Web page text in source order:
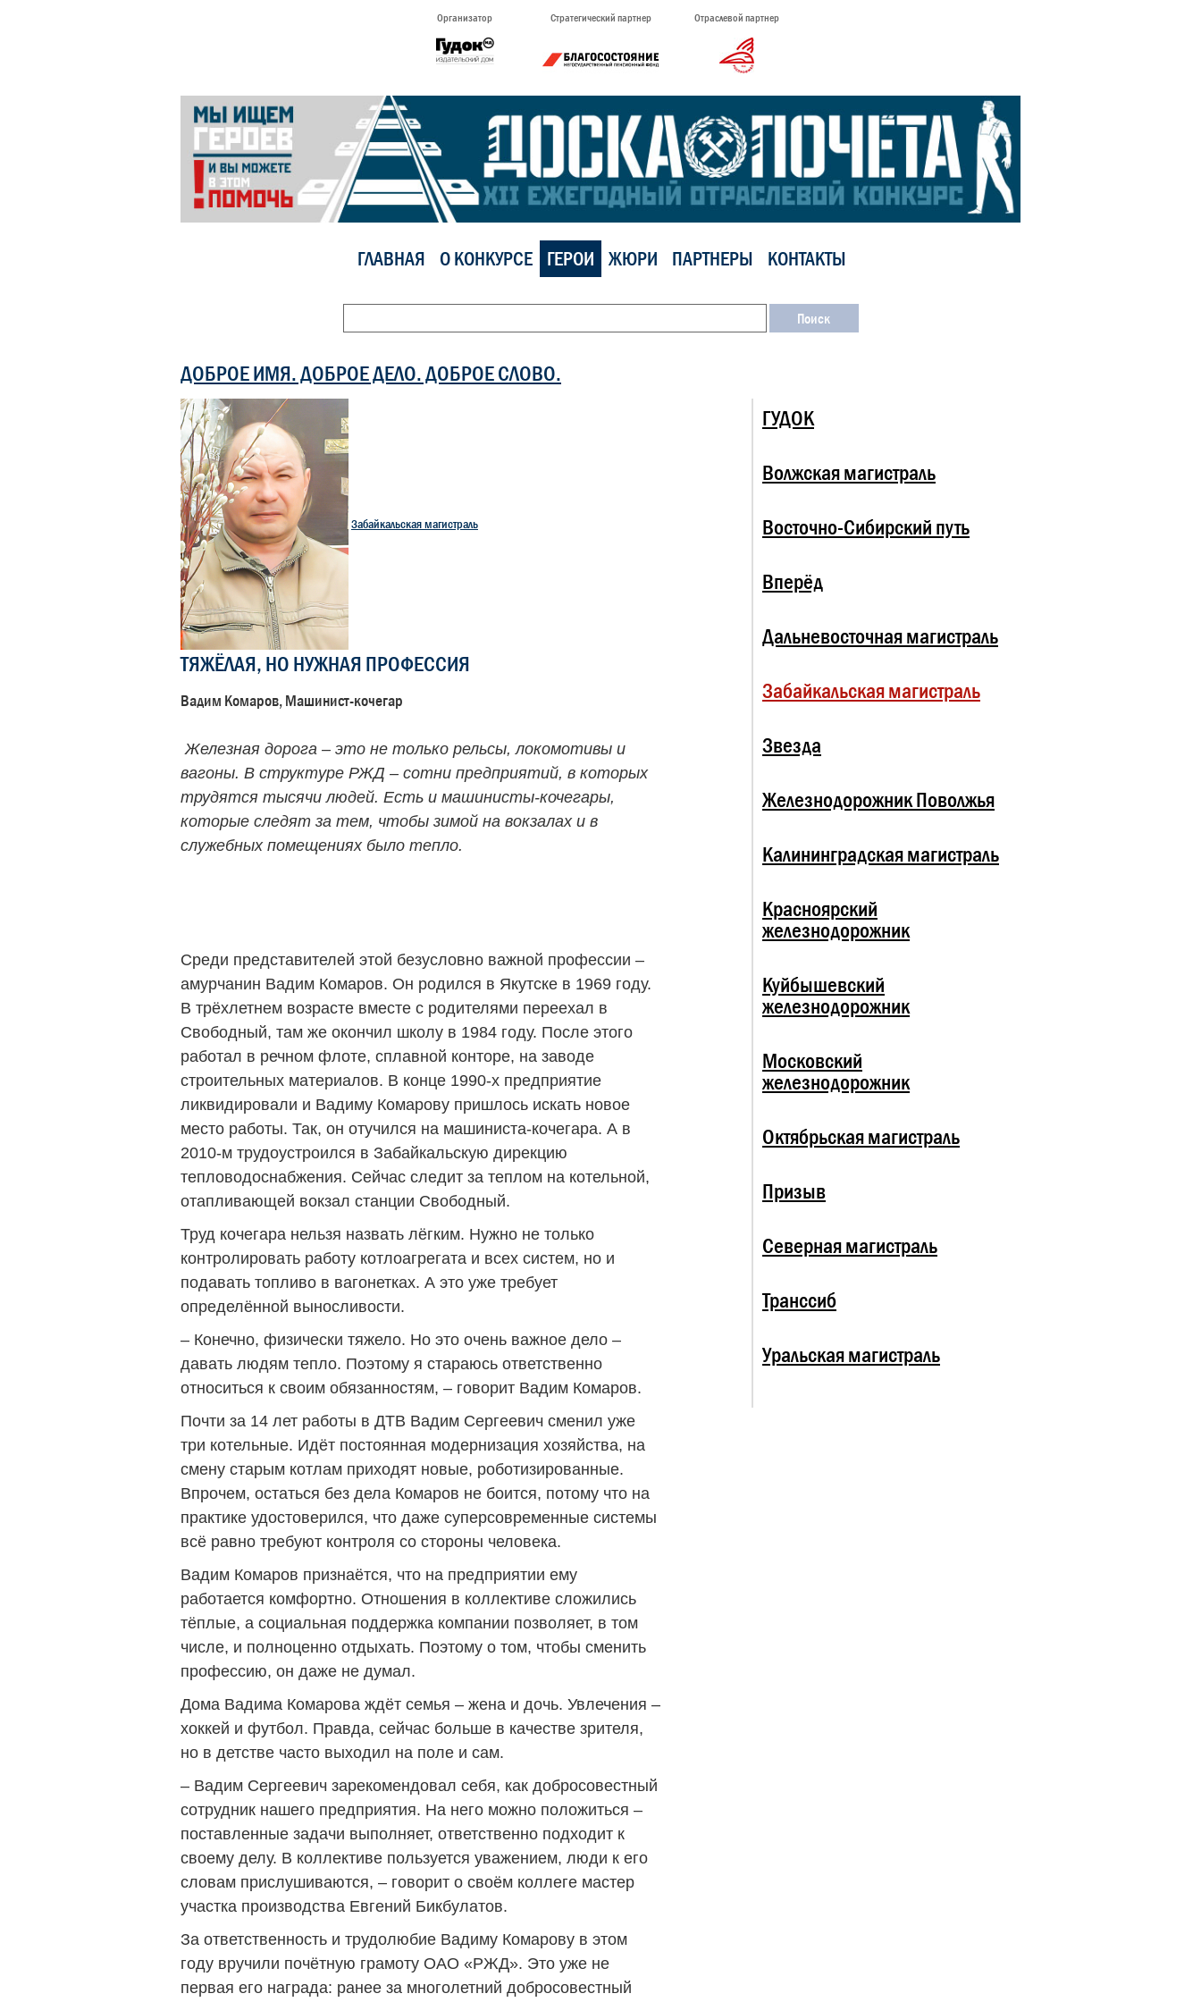
Организатор Стратегический партнер Отраслевой партнер
ГЛАВНАЯ О КОНКУРСЕ ГЕРОИ ЖЮРИ ПАРТНЕРЫ КОНТАКТЫ
ДОБРОЕ ИМЯ. ДОБРОЕ ДЕЛО. ДОБРОЕ СЛОВО.
Забайкальская магистраль
ТЯЖЁЛАЯ, НО НУЖНАЯ ПРОФЕССИЯ
Вадим Комаров, Машинист-кочегар
Железная дорога – это не только рельсы, локомотивы и
вагоны. В структуре РЖД – сотни предприятий, в которых
трудятся тысячи людей. Есть и машинисты-кочегары,
которые следят за тем, чтобы зимой на вокзалах и в
служебных помещениях было тепло.
Среди представителей этой безусловно важной профессии –
амурчанин Вадим Комаров. Он родился в Якутске в 1969 году.
В трёхлетнем возрасте вместе с родителями переехал в
Свободный, там же окончил школу в 1984 году. После этого
работал в речном флоте, сплавной конторе, на заводе
строительных материалов. В конце 1990-х предприятие
ликвидировали и Вадиму Комарову пришлось искать новое
место работы. Так, он отучился на машиниста-кочегара. А в
2010-м трудоустроился в Забайкальскую дирекцию
тепловодоснабжения. Сейчас следит за теплом на котельной,
отапливающей вокзал станции Свободный.
Труд кочегара нельзя назвать лёгким. Нужно не только
контролировать работу котлоагрегата и всех систем, но и
подавать топливо в вагонетках. А это уже требует
определённой выносливости.
– Конечно, физически тяжело. Но это очень важное дело –
давать людям тепло. Поэтому я стараюсь ответственно
относиться к своим обязанностям, – говорит Вадим Комаров.
Почти за 14 лет работы в ДТВ Вадим Сергеевич сменил уже
три котельные. Идёт постоянная модернизация хозяйства, на
смену старым котлам приходят новые, роботизированные.
Впрочем, остаться без дела Комаров не боится, потому что на
практике удостоверился, что даже суперсовременные системы
всё равно требуют контроля со стороны человека.
Вадим Комаров признаётся, что на предприятии ему
работается комфортно. Отношения в коллективе сложились
тёплые, а социальная поддержка компании позволяет, в том
числе, и полноценно отдыхать. Поэтому о том, чтобы сменить
профессию, он даже не думал.
Дома Вадима Комарова ждёт семья – жена и дочь. Увлечения –
хоккей и футбол. Правда, сейчас больше в качестве зрителя,
но в детстве часто выходил на поле и сам.
– Вадим Сергеевич зарекомендовал себя, как добросовестный
сотрудник нашего предприятия. На него можно положиться –
поставленные задачи выполняет, ответственно подходит к
своему делу. В коллективе пользуется уважением, люди к его
словам прислушиваются, – говорит о своём коллеге мастер
участка производства Евгений Бикбулатов.
За ответственность и трудолюбие Вадиму Комарову в этом
году вручили почётную грамоту ОАО «РЖД». Это уже не
первая его награда: ранее за многолетний добросовестный
ГУДОК
Волжская магистраль
Восточно-Сибирский путь
Вперёд
Дальневосточная магистраль
Забайкальская магистраль
Звезда
Железнодорожник Поволжья
Калининградская магистраль
Красноярский
железнодорожник
Куйбышевский
железнодорожник
Московский
железнодорожник
Октябрьская магистраль
Призыв
Северная магистраль
Транссиб
Уральская магистраль